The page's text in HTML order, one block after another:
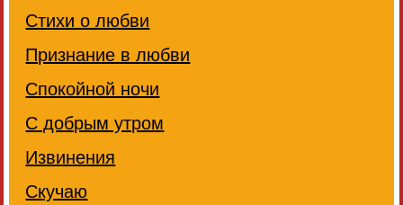
Стихи о любви
Признание в любви
Спокойной ночи
С добрым утром
Извинения
Скучаю